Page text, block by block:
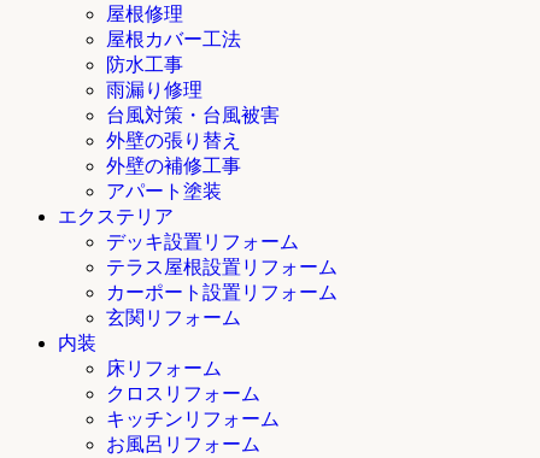
屋根修理
屋根カバー工法
防水工事
雨漏り修理
台風対策・台風被害
外壁の張り替え
外壁の補修工事
アパート塗装
エクステリア
デッキ設置リフォーム
テラス屋根設置リフォーム
カーポート設置リフォーム
玄関リフォーム
内装
床リフォーム
クロスリフォーム
キッチンリフォーム
お風呂リフォーム